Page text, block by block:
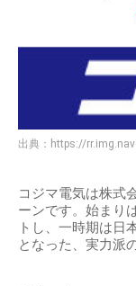
出典： https://
コジマ電気は株式
ーンです。始まり
トし、一時期は日
となった、実力派